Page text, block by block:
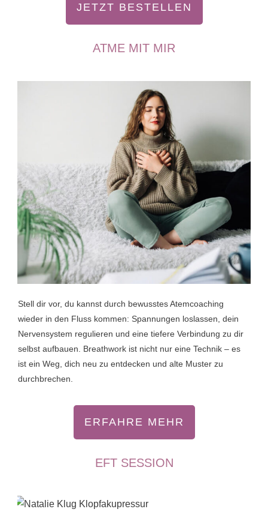
JETZT BESTELLEN
ATME MIT MIR
Stell dir vor, du kannst durch bewusstes Atemcoaching
wieder in den Fluss kommen: Spannungen loslassen, dein
Nervensystem regulieren und eine tiefere Verbindung zu dir
selbst aufbauen. Breathwork ist nicht nur eine Technik – es
ist ein Weg, dich neu zu entdecken und alte Muster zu
durchbrechen.
ERFAHRE MEHR
EFT SESSION